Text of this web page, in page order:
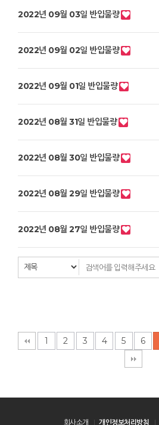
2022년 09월 03일 반입물량
2022년 09월 02일 반입물량
2022년 09월 01일 반입물량
2022년 08월 31일 반입물량
2022년 08월 30일 반입물량
2022년 08월 29일 반입물량
2022년 08월 27일 반입물량
1 2 3 4 5 6
회사소개 개인정보처리방침